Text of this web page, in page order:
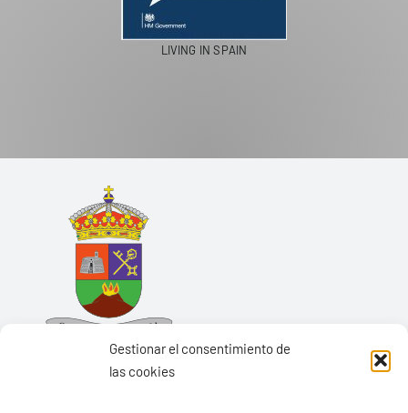
Gestionar el consentimiento de
las cookies
LIVING IN SPAIN